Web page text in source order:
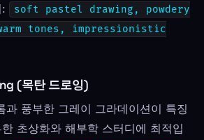
soft pastel drawing, powdery
tones, impressionistic
(목탄 드로잉)
과 풍부한 그레이 그라데이션이 특징
초상화와 해부학 스터디에 최적입